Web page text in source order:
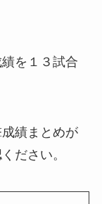
を１３試合
績まとめが
ださい。